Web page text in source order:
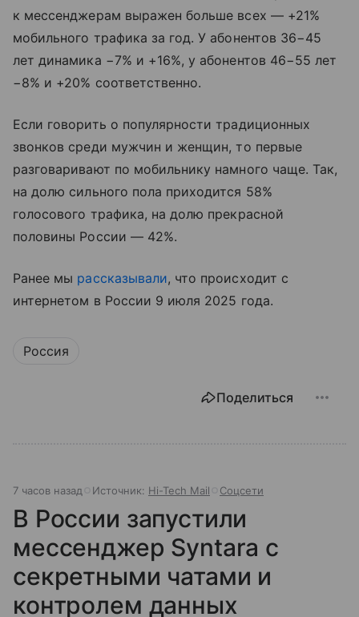
к мессенджерам выражен больше всех — +21%
мобильного трафика за год. У абонентов 36−45
лет динамика −7% и +16%, у абонентов 46−55 лет
−8% и +20% соответственно.
Если говорить о популярности традиционных
звонков среди мужчин и женщин, то первые
разговаривают по мобильнику намного чаще. Так,
на долю сильного пола приходится 58%
голосового трафика, на долю прекрасной
половины России — 42%.
Ранее мы рассказывали, что происходит с
интернетом в России 9 июля 2025 года.
Россия
Поделиться
7 часов назад Источник: Hi-Tech Mail Соцсети
В России запустили
мессенджер Syntara с
секретными чатами и
контролем данных